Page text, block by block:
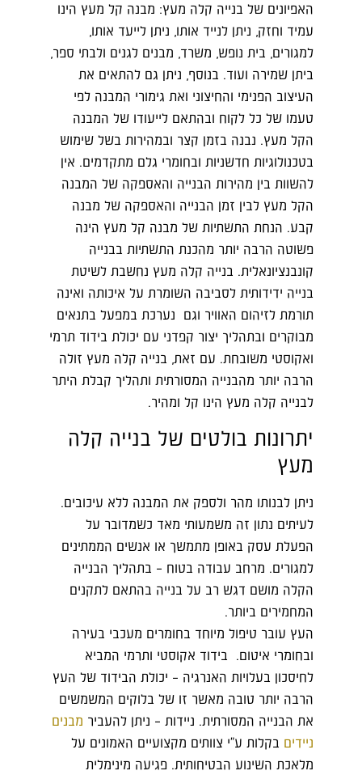
האפיונים של בנייה קלה מעץ: מבנה קל מעץ הינו
עמיד וחזק, ניתן לנייד אותו, ניתן לייעד אותו,
למגורים, בית נופש, משרד, מבנים לגנים ולבתי ספר,
ביתן שמירה ועוד. בנוסף, ניתן גם להתאים את
העיצוב הפנימי והחיצוני ואת גימורי המבנה לפי
טעמו של כל לקוח ובהתאם לייעודו של המבנה
הקל מעץ. נבנה בזמן קצר ובמהירות בשל שימוש
בטכנולוגיות חדשניות ובחומרי גלם מתקדמים. אין
להשוות בין מהירות הבנייה והאספקה של המבנה
הקל מעץ לבין זמן הבנייה והאספקה של מבנה
קבע. הנחת התשתיות של מבנה קל מעץ הינה
פשוטה הרבה יותר מהכנת התשתיות בבנייה
קונבנציונאלית. בנייה קלה מעץ נחשבת לשיטת
בנייה ידידותית לסביבה השומרת על איכותה ואינה
תורמת לזיהום האוויר וגם נערכת במפעל בתנאים
מבוקרים ובתהליך יצור קפדני עם יכולת בידוד תרמי
ואקוסטי משובחת. עם זאת, בנייה קלה מעץ זולה
הרבה יותר מהבנייה המסורתית ותהליך קבלת היתר
לבנייה קלה מעץ הינו קל ומהיר.
יתרונות בולטים של בנייה קלה
מעץ
ניתן לבנותו מהר ולספק את המבנה ללא עיכובים.
לעיתים נתון זה משמעותי מאד כשמדובר על
הפעלת עסק באופן מתמשך או אנשים הממתינים
למגורים. מרחב עבודה בטוח – בתהליך הבנייה
הקלה מושם דגש רב על בנייה בהתאם לתקנים
המחמירים ביותר.
העץ עובר טיפול מיוחד בחומרים מעכבי בעירה
ובחומרי איטום. בידוד אקוסטי ותרמי המביא
לחיסכון בעלויות האנרגיה – יכולת הבידוד של העץ
הרבה יותר טובה מאשר זו של בלוקים המשמשים
את הבנייה המסורתית. ניידות – ניתן להעביר מבנים
ניידים בקלות ע"י צוותים מקצועיים האמונים על
מלאכת השינוע הבטיחותית. פגיעה מינימלית